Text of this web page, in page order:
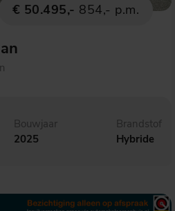
€ 50.495,- 854,- p.m.
Bouwjaar
2025
Brandstof
Hybride